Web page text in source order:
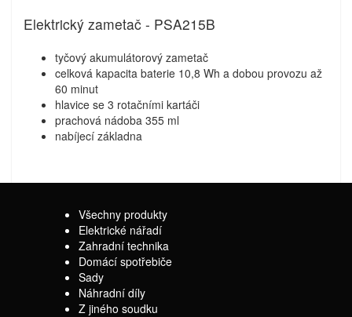
Elektrický zametač - PSA215B
tyčový akumulátorový zametač
celková kapacita baterie 10,8 Wh a dobou provozu až
60 minut
hlavice se 3 rotačními kartáči
prachová nádoba 355 ml
nabíjecí základna
Všechny produkty
Elektrické nářadí
Zahradní technika
Domácí spotřebiče
Sady
Náhradní díly
Z jiného soudku